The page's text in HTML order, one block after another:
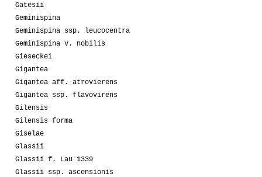
Gatesii
Geminispina
Geminispina ssp. leucocentra
Geminispina v. nobilis
Gieseckei
Gigantea
Gigantea aff. atrovierens
Gigantea ssp. flavovirens
Gilensis
Gilensis forma
Giselae
Glassii
Glassii f. Lau 1339
Glassii ssp. ascensionis